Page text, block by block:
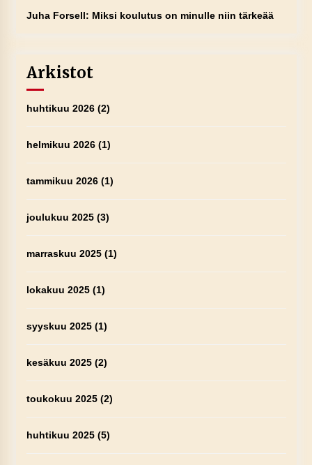
Juha Forsell: Miksi koulutus on minulle niin tärkeää
Arkistot
huhtikuu 2026(2)
helmikuu 2026(1)
tammikuu 2026(1)
joulukuu 2025(3)
marraskuu 2025(1)
lokakuu 2025(1)
syyskuu 2025(1)
kesäkuu 2025(2)
toukokuu 2025(2)
huhtikuu 2025(5)